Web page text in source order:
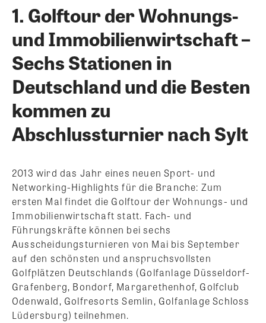
1. Golftour der Wohnungs-
und Immobilienwirtschaft –
Sechs Stationen in
Deutschland und die Besten
kommen zu
Abschlussturnier nach Sylt
2013 wird das Jahr eines neuen Sport- und
Networking-Highlights für die Branche: Zum
ersten Mal findet die Golftour der Wohnungs- und
Immobilienwirtschaft statt. Fach- und
Führungskräfte können bei sechs
Ausscheidungsturnieren von Mai bis September
auf den schönsten und anspruchsvollsten
Golfplätzen Deutschlands (Golfanlage Düsseldorf-
Grafenberg, Bondorf, Margarethenhof, Golfclub
Odenwald, Golfresorts Semlin, Golfanlage Schloss
Lüdersburg) teilnehmen.